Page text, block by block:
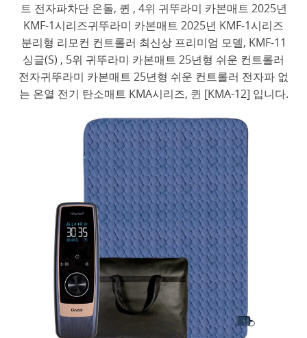
트 전자파차단 온돌, 퀸 , 4위 귀뚜라미 카본매트 2025년
KMF-1시리즈귀뚜라미 카본매트 2025년 KMF-1시리즈
분리형 리모컨 컨트롤러 최신상 프리미엄 모델, KMF-11
싱글(S) , 5위 귀뚜라미 카본매트 25년형 쉬운 컨트롤러
전자귀뚜라미 카본매트 25년형 쉬운 컨트롤러 전자파 없
는 온열 전기 탄소매트 KMA시리즈, 퀸 [KMA-12] 입니다.